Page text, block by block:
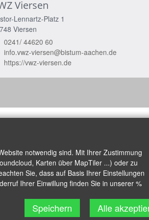
Viersen
Lennartz-Platz 1
Viersen
0241/ 44620 60
info.vwz-viersen@bistum-aachen.de
https://vwz-viersen.de
notwendig sind. Mit Ihrer Zustimmung
Karten über MapTiler ...) oder zu
Sie, dass auf Basis Ihrer Einstellungen
Ihrer Einwillung finden Sie in unserer %
Speichern Alle